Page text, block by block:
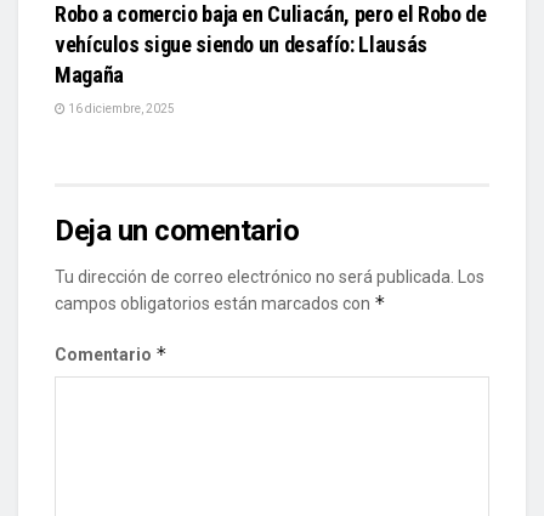
Robo a comercio baja en Culiacán, pero el Robo de
vehículos sigue siendo un desafío: Llausás
Magaña
16 diciembre, 2025
Deja un comentario
Tu dirección de correo electrónico no será publicada. Los
campos obligatorios están marcados con *
Comentario *